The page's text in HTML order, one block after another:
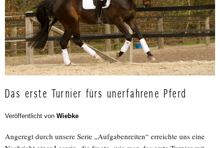
Das erste Turnier fürs unerfahrene Pferd
Veröffentlicht von Wiebke
Angeregt durch unsere Serie „Aufgabenreiten“ erreichte uns eine